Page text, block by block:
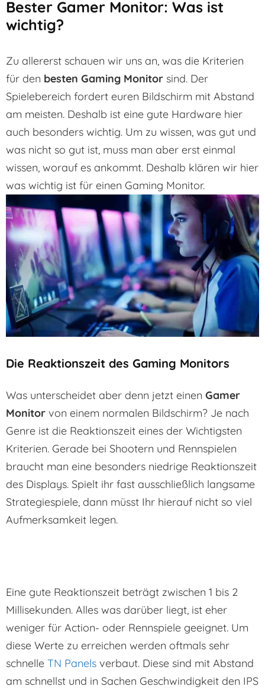
Bester Gamer Monitor: Was ist
wichtig?
Zu allererst schauen wir uns an, was die Kriterien
für den besten Gaming Monitor sind. Der
Spielebereich fordert euren Bildschirm mit Abstand
am meisten. Deshalb ist eine gute Hardware hier
auch besonders wichtig. Um zu wissen, was gut und
was nicht so gut ist, muss man aber erst einmal
wissen, worauf es ankommt. Deshalb klären wir hier
was wichtig ist für einen Gaming Monitor.
Die Reaktionszeit des Gaming Monitors
Was unterscheidet aber denn jetzt einen Gamer
Monitor von einem normalen Bildschirm? Je nach
Genre ist die Reaktionszeit eines der Wichtigsten
Kriterien. Gerade bei Shootern und Rennspielen
braucht man eine besonders niedrige Reaktionszeit
des Displays. Spielt ihr fast ausschließlich langsame
Strategiespiele, dann müsst Ihr hierauf nicht so viel
Aufmerksamkeit legen.
Eine gute Reaktionszeit beträgt zwischen 1 bis 2
Millisekunden. Alles was darüber liegt, ist eher
weniger für Action- oder Rennspiele geeignet. Um
diese Werte zu erreichen werden oftmals sehr
schnelle TN Panels verbaut. Diese sind mit Abstand
am schnellst und in Sachen Geschwindigkeit den IPS